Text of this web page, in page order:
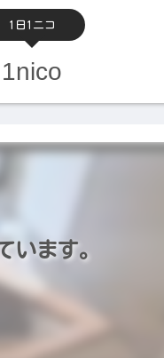
1日1ニコ
1nico
います。